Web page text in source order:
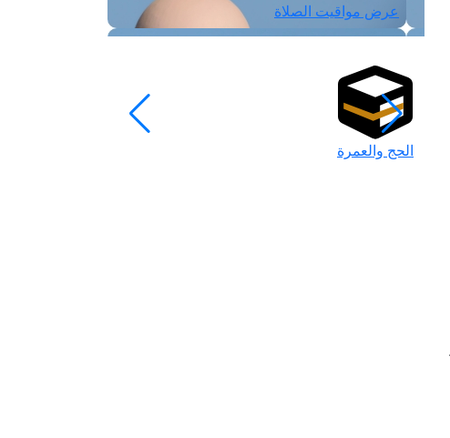
عرض مواقيت الصلاة
الحج والعمرة